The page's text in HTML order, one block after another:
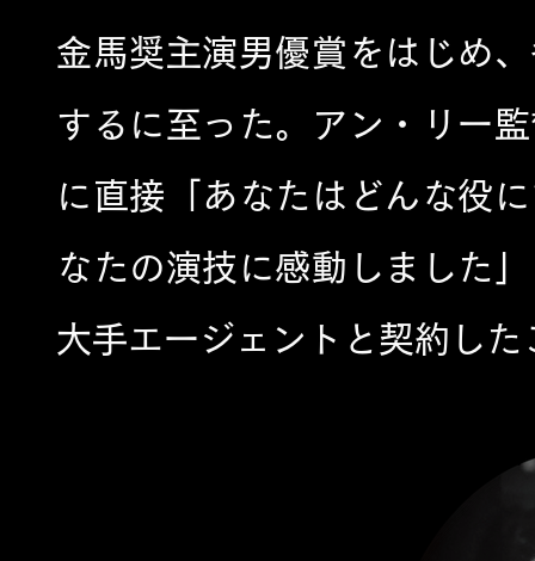
金馬奨主演男優賞をはじめ
するに至った。アン・リー
に直接「あなたはどんな役
なたの演技に感動しました
大手エージェントと契約し